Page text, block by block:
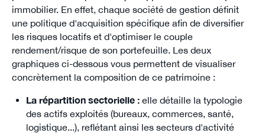
immobilier. En effet, chaque société de gestion définit
une politique d'acquisition spécifique afin de diversifier
les risques locatifs et d'optimiser le couple
rendement/risque de son portefeuille. Les deux
graphiques ci-dessous vous permettent de visualiser
concrètement la composition de ce patrimoine :
La répartition sectorielle :elle détaille la typologie
des actifs exploités (bureaux, commerces, santé,
logistique...), reflétant ainsi les secteurs d'activité